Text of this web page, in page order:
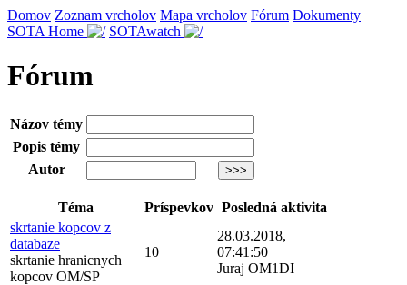
Domov Zoznam vrcholov Mapa vrcholov Fórum Dokumenty
SOTA Home
SOTAwatch
Fórum
Názov témy
Popis témy
Autor
Téma Príspevkov Posledná aktivita
skrtanie kopcov z
databaze
skrtanie hranicnych
kopcov OM/SP
10
28.03.2018,
07:41:50
Juraj OM1DI